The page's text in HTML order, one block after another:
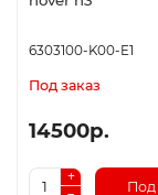
6303100-K00-E1
Под заказ
14500р.
Под